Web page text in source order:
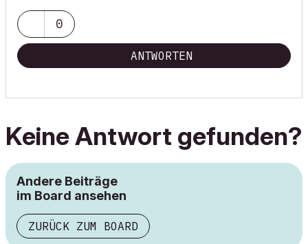
0
ANTWORTEN
Keine Antwort gefunden?
Andere Beiträge
im Board ansehen
ZURÜCK ZUM BOARD